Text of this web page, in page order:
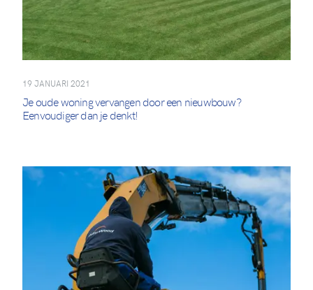
19 JANUARI 2021
Je oude woning vervangen door een nieuwbouw?
Eenvoudiger dan je denkt!